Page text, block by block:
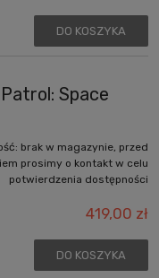
DO KOSZYKA
Space
brak w magazynie, przed
prosimy o kontakt w celu
potwierdzenia dostępności
419,00 zł
DO KOSZYKA